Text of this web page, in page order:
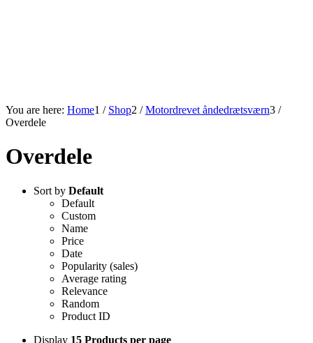
You are here: Home1 / Shop2 / Motordrevet åndedrætsværn3 /
Overdele
Overdele
Sort by Default
Default
Custom
Name
Price
Date
Popularity (sales)
Average rating
Relevance
Random
Product ID
Display 15 Products per page